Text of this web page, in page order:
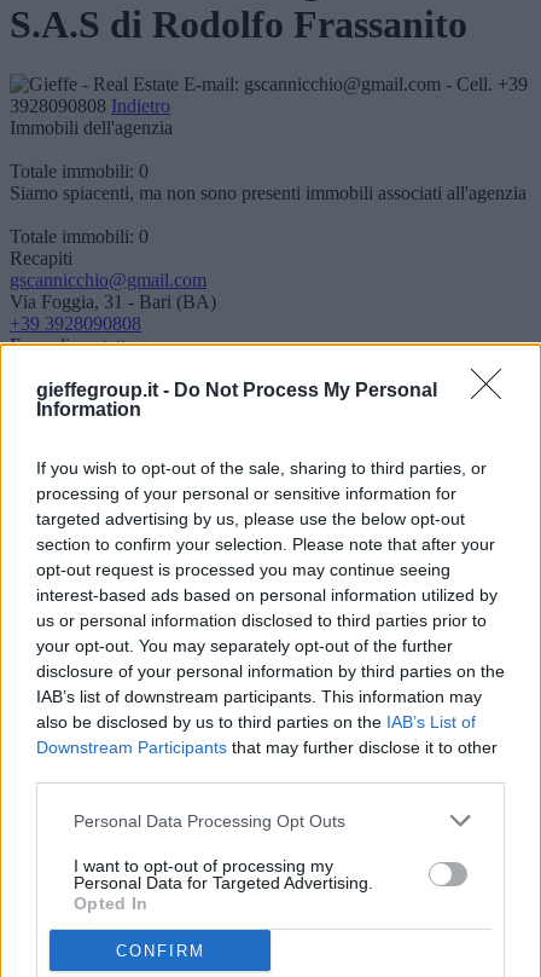
gieffegroup.it - Do Not Process My Personal
Information
If you wish to opt-out of the sale, sharing to third parties, or
processing of your personal or sensitive information for
targeted advertising by us, please use the below opt-out
section to confirm your selection. Please note that after your
opt-out request is processed you may continue seeing
interest-based ads based on personal information utilized by
us or personal information disclosed to third parties prior to
your opt-out. You may separately opt-out of the further
disclosure of your personal information by third parties on the
IAB’s list of downstream participants. This information may
also be disclosed by us to third parties on the IAB’s List of
Downstream Participants that may further disclose it to other
Personal Data Processing Opt Outs
I want to opt-out of processing my
Personal Data for Targeted Advertising.
Opted In
CONFIRM
S.A.S di Rodolfo Frassanito
E-mail: gscannicchio@gmail.com - Cell. +39
3928090808 Indietro
Immobili dell'agenzia
Totale immobili: 0
Siamo spiacenti, ma non sono presenti immobili associati all'agenzia
Totale immobili: 0
Recapiti
gscannicchio@gmail.com
Via Foggia, 31 - Bari (BA)
+39 3928090808
Form di contatto
Email
Telefono
Testo
Dichiaro di aver accettato le condizioni indicate nellanormativa
sulla privacy.
Accetto normativa sulla privacy
Presto specifico consenso opzionale al trattamento dei miei dati
personali per le finalità di marketing diretto.
Accetto
Non Accetto
Presto specifico consenso al trattamento dei miei dati personali
sensibili, ivi incluse le comunicazioni necessarie a terzi, per le
finalità esplicitate nell'Informativa.
Non Accetto
personali per le finalità relative alla profilazione.
Accetto
Rispondi alla seguente domanda
Quanto fa